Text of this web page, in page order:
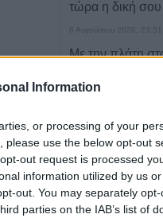
Information
or processing of your
use the below opt-out
out request is processed
information utilized by us
out. You may separately
parties on the IAB’s list of
τώρα η δική σου
6 Αυγούστου 2026, 23:51
Με την πλάτη
Άντερλεχτ
Πλήρως
αρχαιολογικοί
Καρδίτσας,
και σε άλλους
6 Αυγούστου 2026, 22:48